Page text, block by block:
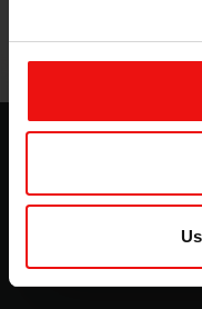
有机硅压敏性